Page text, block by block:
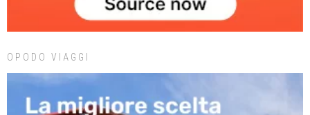
OPODO VIAGGI